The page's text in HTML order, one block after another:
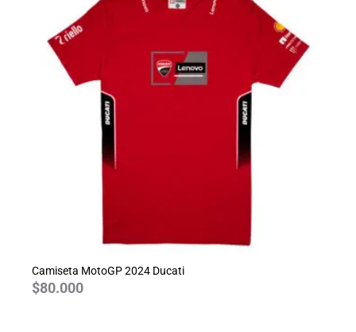
Camiseta MotoGP 2024 Ducati
$80.000